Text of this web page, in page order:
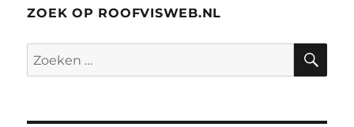
ZOEK OP ROOFVISWEB.NL
Zoeken
naar: